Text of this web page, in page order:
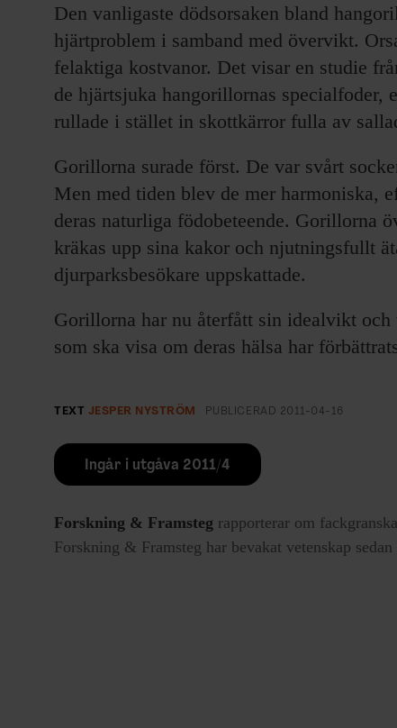
SKRIV I F&F
PRENUMERERA PÅ F&F
OM F&F
Den vanligaste dödsorsaken bland
hjärtproblem i samband med övervikt.
felaktiga kostvanor. Det visar en studie
de hjärtsjuka hangorillornas specialfoder,
rullade i stället in skottkärror fulla av
Gorillorna surade först. De var svårt
Men med tiden blev de mer harmoniska,
deras naturliga födobeteende. Gorillorna
kräkas upp sina kakor och njutningsfullt
djurparksbesökare uppskattade.
Gorillorna har nu återfått sin idealvikt
som ska visa om deras hälsa har
TEXT JESPER NYSTRÖM PUBLICERAD 2011-04-16
Ingår i utgåva 2011/4
Forskning & Framsteg rapporterar om
Forskning & Framsteg har bevakat vetenskap